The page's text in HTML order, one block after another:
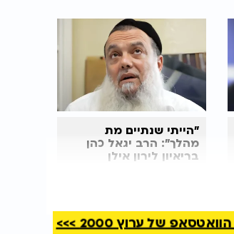
"הייתי שנתיים מת
מהלך": הרב יגאל כהן
בריאיון לירון אילן
ובמקום להתמודד עם הכאב -
של ערוץ 2000 >>>